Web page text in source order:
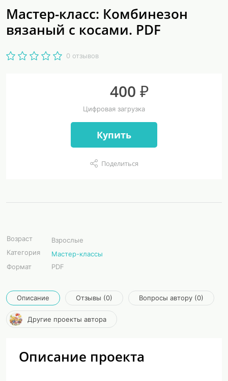
Мастер-класс: Комбинезон
вязаный с косами. PDF
0 отзывов
400 ₽
Цифровая загрузка
Купить
Поделиться
Возраст
Взрослые
Категория
Мастер-классы
Формат
PDF
Описание Отзывы (0) Вопросы автору (0)
Другие проекты автора
Описание проекта